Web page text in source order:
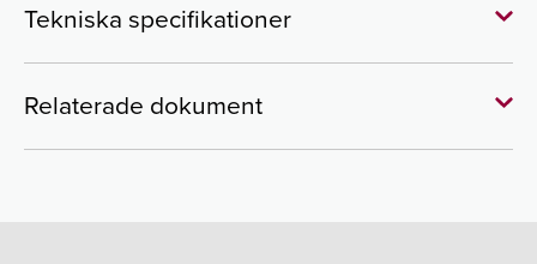
Tekniska specifikationer
Relaterade dokument